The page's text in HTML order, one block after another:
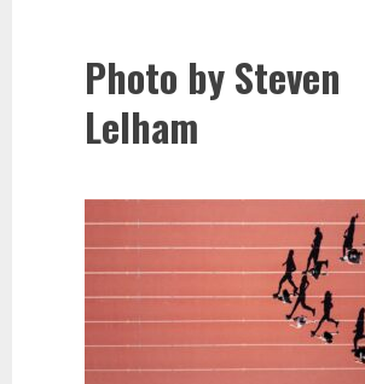
Photo by Steven
Lelham